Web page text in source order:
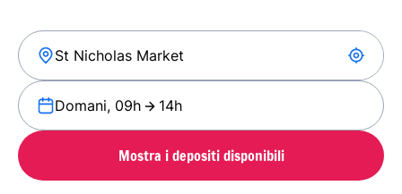
Domani, 09h 14h
Mostra i depositi disponibili